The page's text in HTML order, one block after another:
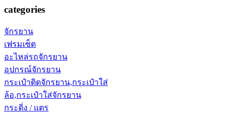
categories
จักรยาน
เฟรมเซ็ต
อะไหล่รถจักรยาน
อุปกรณ์จักรยาน
กระเป๋าติดจักรยาน,กระเป๋าใส่
ล้อ,กระเป๋าใส่จักรยาน
กระดิ่ง / แตร